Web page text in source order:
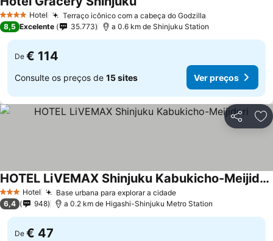
4 EstrelasHotel Terraço icônico com a cabeça do Godzilla
Ver preços
8,5 Excelente 35.773 a 0.6 km de Shinjuku Station
De € 114
Consulte os preços de 15 sites Ver preços
Partilhar
3 EstrelasHotel Base urbana para explorar a cidadeVer preços
HOTEL LiVEMAX Shinjuku Kabukicho-Meijidori
Ver preços
6,4 948 a 0.2 km de Higashi-Shinjuku Metro Station
De € 47